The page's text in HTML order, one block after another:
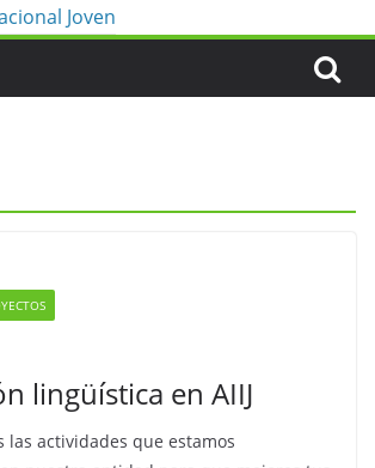
lingüística en AIIJ
las actividades que estamos